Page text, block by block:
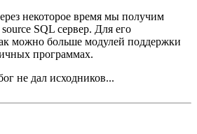
некоторое время мы получим
SQL сервер. Для его
можно больше модулей поддержки
программах.
не дал исходников...